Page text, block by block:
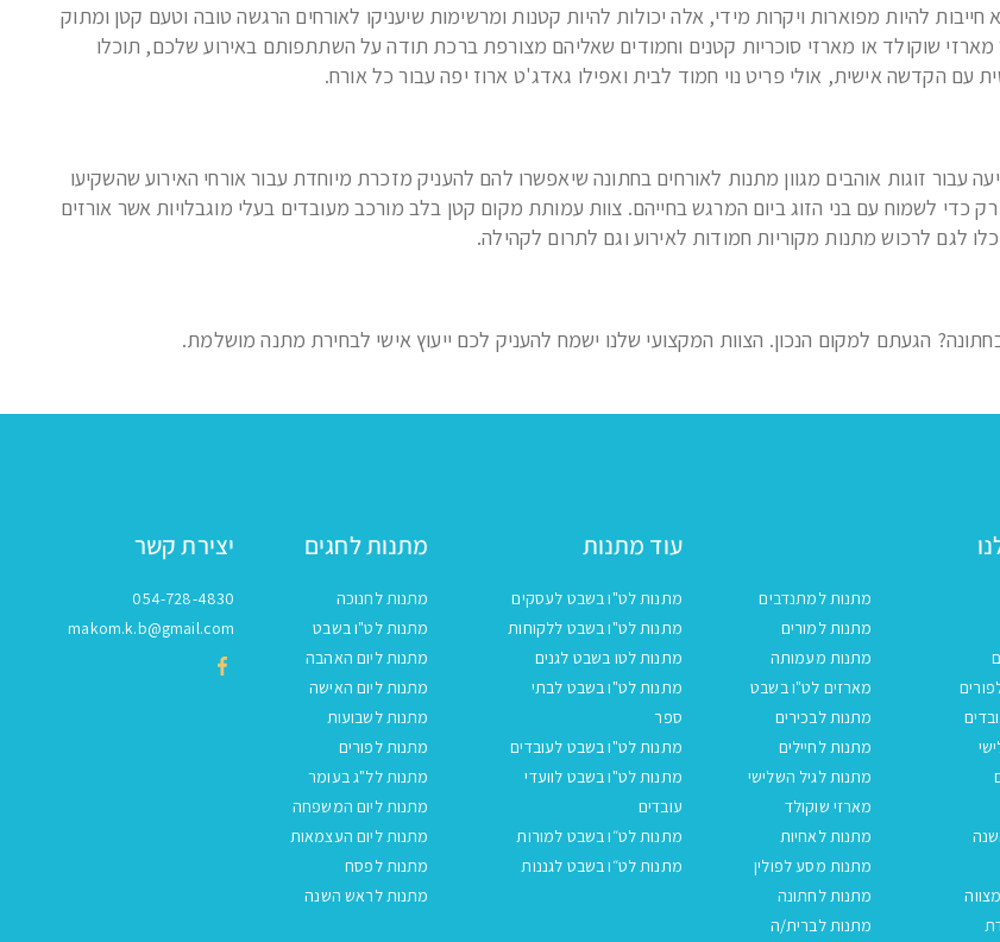
להיות מפוארות ויקרות מידי, אלה יכולות להיות קטנות ומרשימות שיעניקו לאורחים הרגשה טובה וטעם קטן ומתוק
מארזי שוקולד או מארזי סוכריות קטנים וחמודים שאליהם מצורפת ברכת תודה על השתתפותם באירוע שלכם, תוכלו
עם הקדשה אישית, אולי פריט נוי חמוד לבית ואפילו גאדג'ט ארוז יפה עבור כל אורח.
עבור זוגות אוהבים מגוון מתנות לאורחים בחתונה שיאפשרו להם להעניק מזכרת מיוחדת עבור אורחי האירוע שהשקיעו
כדי לשמוח עם בני הזוג ביום המרגש בחייהם. צוות עמותת מקום קטן בלב מורכב מעובדים בעלי מוגבלויות אשר אורזים
לגם לרכוש מתנות מקוריות חמודות לאירוע וגם לתרום לקהילה.
הגעתם למקום הנכון. הצוות המקצועי שלנו ישמח להעניק לכם ייעוץ אישי לבחירת מתנה מושלמת.
מתנות למתנדבים
מתנות למורים
מתנות מעמותה
מארזים לט"ו בשבט
מתנות לבכירים
מתנות לחיילים
מתנות לגיל השלישי
מארזי שוקולד
מתנות לאחיות
מתנות מסע לפולין
מתנות לחתונה
מתנות לברית/ה
עוד מתנות
מתנות לט"ו בשבט לעסקים
מתנות לט"ו בשבט ללקוחות
מתנות לטו בשבט לגנים
מתנות לט"ו בשבט לבתי
ספר
מתנות לט"ו בשבט לעובדים
מתנות לט"ו בשבט לוועדי
עובדים
מתנות לט״ו בשבט למורות
מתנות לט״ו בשבט לגננות
מתנות לחגים
מתנות לחנוכה
מתנות לט"ו בשבט
מתנות ליום האהבה
מתנות ליום האישה
מתנות לשבועות
מתנות לפורים
מתנות לל"ג בעומר
מתנות ליום המשפחה
מתנות ליום העצמאות
מתנות לפסח
מתנות לראש השנה
יצירת קשר
054-728-4830
makom.k.b@gmail.com